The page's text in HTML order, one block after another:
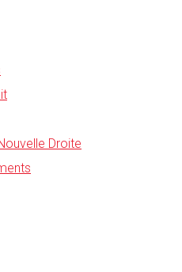
Droite